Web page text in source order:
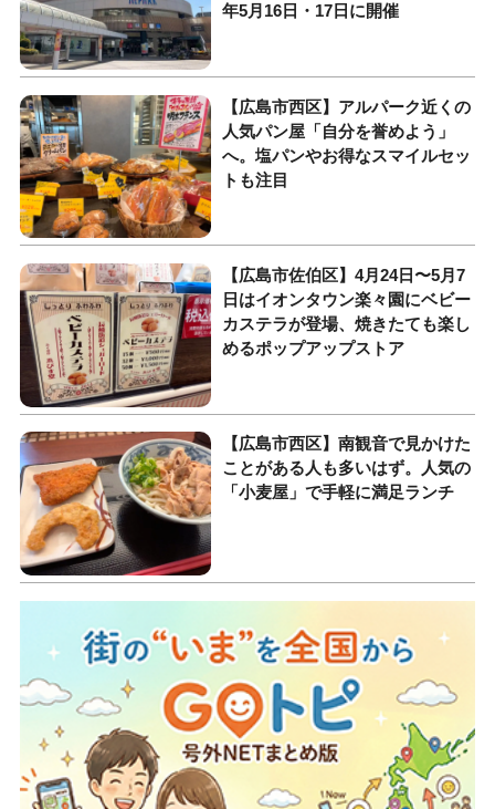
年5月16日・17日に開催
【広島市西区】アルパーク近くの
人気パン屋「自分を誉めよう」
へ。塩パンやお得なスマイルセッ
トも注目
【広島市佐伯区】4月24日〜5月7
日はイオンタウン楽々園にベビー
カステラが登場、焼きたても楽し
めるポップアップストア
【広島市西区】南観音で見かけた
ことがある人も多いはず。人気の
「小麦屋」で手軽に満足ランチ